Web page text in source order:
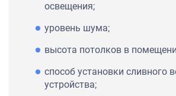
освещения;
уровень шума;
высота потолков в
способ установки сливного
устройства;